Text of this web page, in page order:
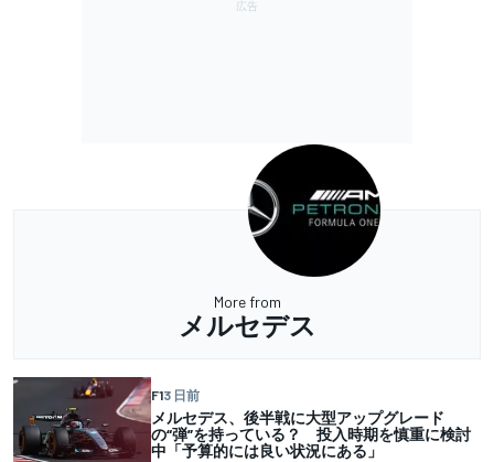
More from
メルセデス
F13 日前
メルセデス、後半戦に大型アップグレード
の“弾”を持っている？ 投入時期を慎重に検討
中「予算的には良い状況にある」